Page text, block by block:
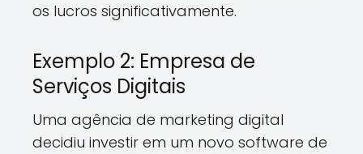
os lucros significativamente.
Exemplo 2: Empresa de
Serviços Digitais
Uma agência de marketing digital
decidiu investir em um novo software de